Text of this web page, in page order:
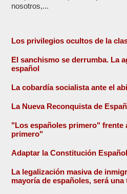
nosotros,...
Los privilegios ocultos de la
El sanchismo se derrumba. La
español
La cobardía socialista ante el
La Nueva Reconquista de
"Los españoles primero" frente
primero"
Adaptar la Constitución
La legalización masiva de
mayoría de españoles, será